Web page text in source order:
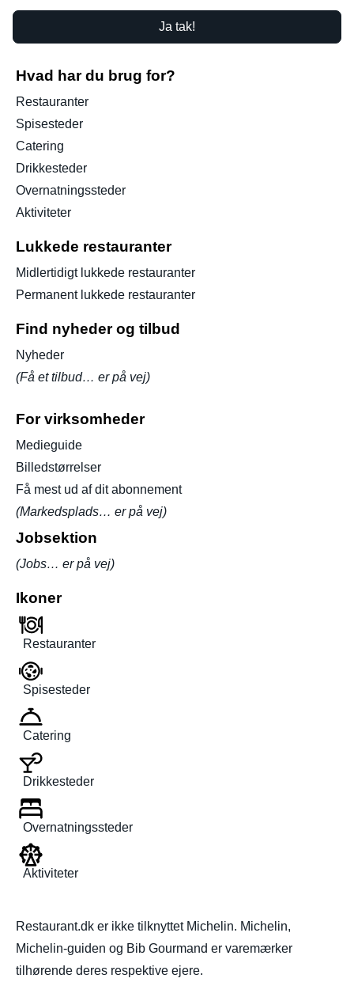
Ja tak!
Hvad har du brug for?
Restauranter
Spisesteder
Catering
Drikkesteder
Overnatningssteder
Aktiviteter
Lukkede restauranter
Midlertidigt lukkede restauranter
Permanent lukkede restauranter
Find nyheder og tilbud
Nyheder
(Få et tilbud… er på vej)
For virksomheder
Medieguide
Billedstørrelser
Få mest ud af dit abonnement
(Markedsplads… er på vej)
Jobsektion
(Jobs… er på vej)
Ikoner
Restauranter
Spisesteder
Catering
Drikkesteder
Overnatningssteder
Aktiviteter
Restaurant.dk er ikke tilknyttet Michelin. Michelin,
Michelin-guiden og Bib Gourmand er varemærker
tilhørende deres respektive ejere.